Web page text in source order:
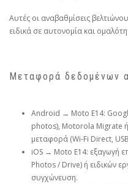
Αυτές οι αναβαθμίσεις
ειδικά σε αυτονομία και
Μεταφορά δεδομένων
Android → Moto E14:
photos), Motorola Migrate
μεταφορά (Wi‑Fi Direct,
iOS → Moto E14: εξαγωγή
Photos / Drive) ή ειδικών
συγχώνευση.